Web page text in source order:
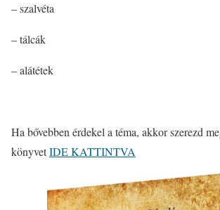
– szalvéta
– tálcák
– alátétek
Ha bővebben érdekel a téma, akkor szerezd
könyvetIDE KATTINTVA